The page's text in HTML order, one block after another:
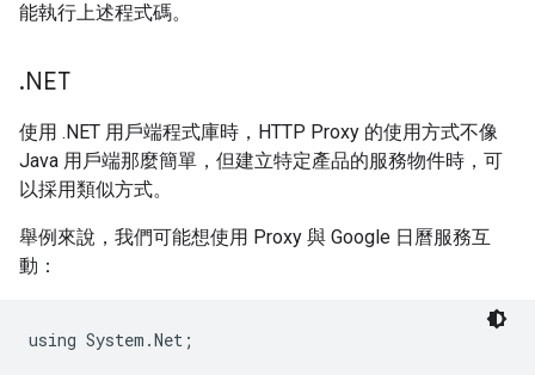
能執行上述程式碼。
.NET
使用 .NET 用戶端程式庫時，HTTP Proxy 的使用方式不像
Java 用戶端那麼簡單，但建立特定產品的服務物件時，可
以採用類似方式。
舉例來說，我們可能想使用 Proxy 與 Google 日曆服務互
動：
using System.Net;